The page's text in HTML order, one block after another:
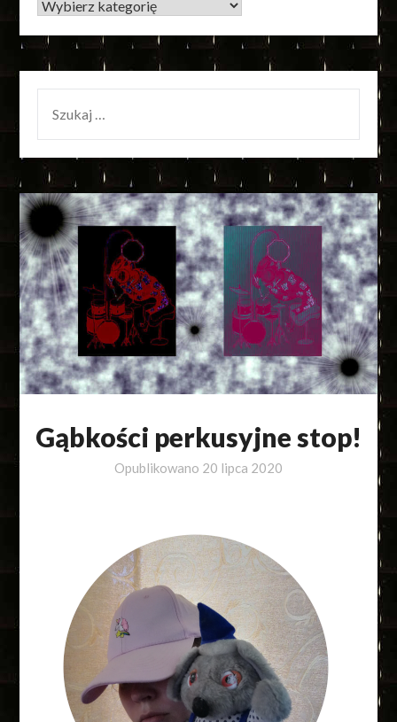
KATEGORIE
Gąbkości perkusyjne stop!
Opublikowano 20 lipca 2020